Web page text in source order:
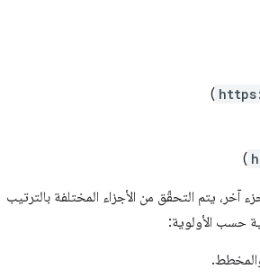
)
)
يتم التحقّق من الأجزاء المختلفة بالترتيب
حسب الأولوية: